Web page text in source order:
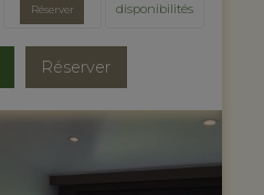
Réserver disponibilités
Réserver